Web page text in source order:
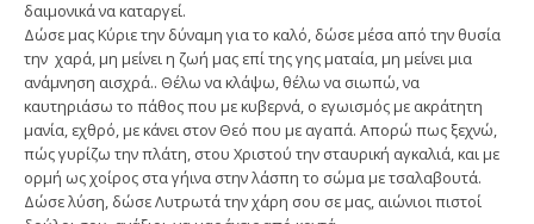
δαιμονικά να καταργεί.
Δώσε μας Κύριε την δύναμη για το καλό, δώσε μέσα από την θυσία
την χαρά, μη μείνει η ζωή μας επί της γης ματαία, μη μείνει μια
ανάμνηση αισχρά.. Θέλω να κλάψω, θέλω να σιωπώ, να
καυτηριάσω το πάθος που με κυβερνά, ο εγωισμός με ακράτητη
μανία, εχθρό, με κάνει στον Θεό που με αγαπά. Απορώ πως ξεχνώ,
πώς γυρίζω την πλάτη, στου Χριστού την σταυρική αγκαλιά, και με
ορμή ως χοίρος στα γήινα στην λάσπη το σώμα με τσαλαβουτά.
Δώσε λύση, δώσε Λυτρωτά την χάρη σου σε μας, αιώνιοι πιστοί